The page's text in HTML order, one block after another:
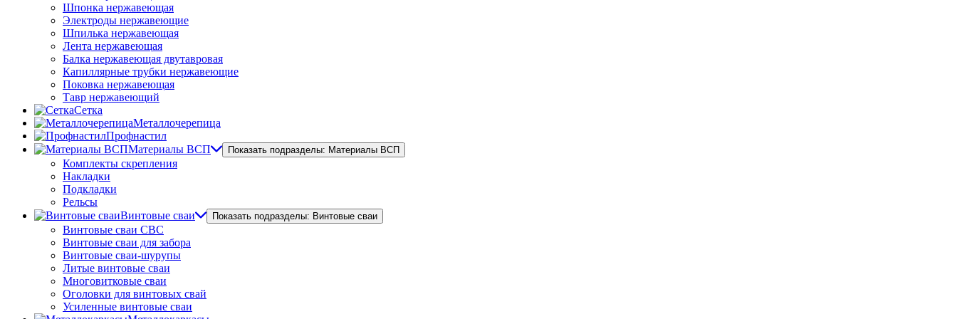
Шпонка нержавеющая
Электроды нержавеющие
Шпилька нержавеющая
Лента нержавеющая
Балка нержавеющая двутавровая
Капиллярные трубки нержавеющие
Поковка нержавеющая
Тавр нержавеющий
Сетка
Металлочерепица
Профнастил
Материалы ВСП
Показать подразделы: Материалы ВСП
Комплекты скрепления
Накладки
Подкладки
Рельсы
Винтовые сваи
Показать подразделы: Винтовые сваи
Винтовые сваи СВС
Винтовые сваи для забора
Винтовые сваи-шурупы
Литые винтовые сваи
Многовитковые сваи
Оголовки для винтовых свай
Усиленные винтовые сваи